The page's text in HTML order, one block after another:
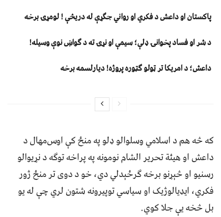
پاکستان او داعش د فکري او رواني جګړې له دریڅې ! لومړۍ برخه
د شر او فساد پخوانۍ ډلې؛ سیمې او نړۍ ته د ګواښ نوې وسیله!
داعش؛ د امریکا تر ټولو ګټوره پروژه! دیارلسمه برخه
که څه هم د اسلامي وسلوالو ډلو په منځ کې اوس‌مهال د
داعش او هیئة تحریر الشام نومونه په پراخه توګه د نړیوالو
رسنیو او څېړنو برخه ګرځېدلي دي، خو د دوی تر منځ ژور
فکري، ایډیالوژیک او سیاسي توپیرونه شتون لري چې له یو
بل څخه يې جلا کوي.